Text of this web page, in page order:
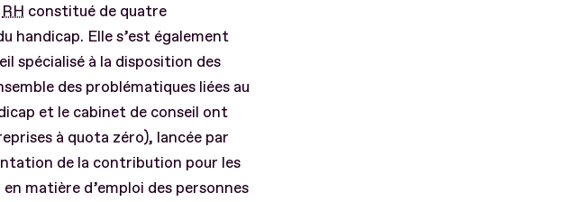
RH constitué de quatre
handicap. Elle s’est également
spécialisé à la disposition des
des problématiques liées au
et le cabinet de conseil ont
à quota zéro), lancée par
de la contribution pour les
matière d’emploi des personnes